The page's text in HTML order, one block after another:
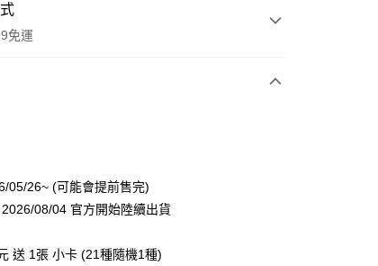
免運
05/26~ (可能會提前售完)
08/04 官方開始陸續出貨
送 1張 小卡 (21種隨機1種)